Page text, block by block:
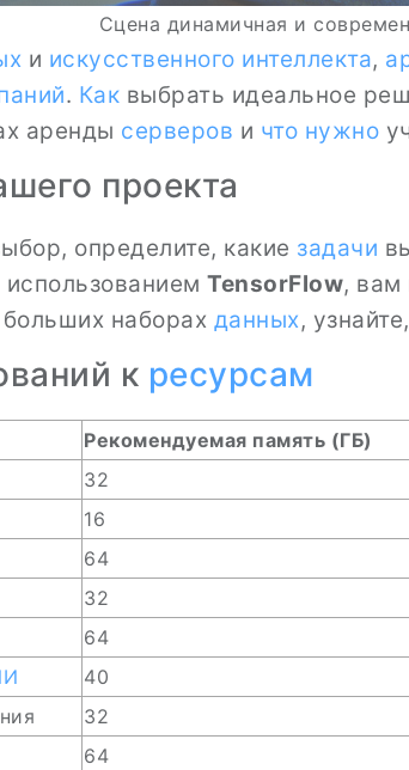
Сцена динамичная и
и искусственного интеллекта,
. Как выбрать идеальное
аренды серверов и что нужно
проекта
определите, какие задачи
использованием TensorFlow, вам
наборах данных,
к ресурсам
Рекомендуемая память (ГБ)
32
16
64
32
64
40
32
64